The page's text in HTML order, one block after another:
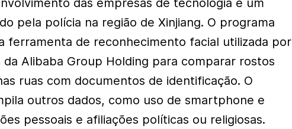
das empresas de tecnologia é um
pela polícia na região de Xinjiang. O programa
ferramenta de reconhecimento facial utilizada por
da Alibaba Group Holding para comparar rostos
ruas com documentos de identificação. O
outros dados, como uso de smartphone e
pessoais e afiliações políticas ou religiosas.